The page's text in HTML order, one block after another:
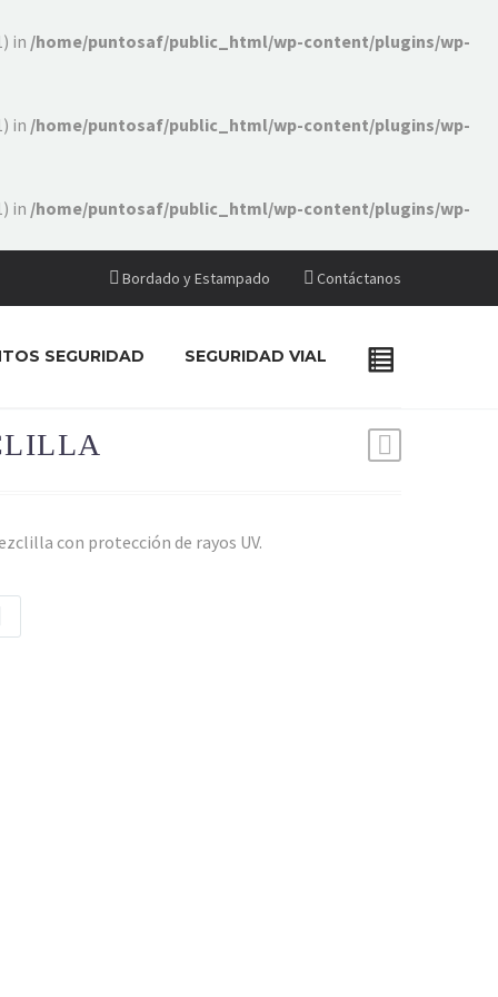
in /home/puntosaf/public_html/wp-content/plugins/wp-
in /home/puntosaf/public_html/wp-content/plugins/wp-
in /home/puntosaf/public_html/wp-content/plugins/wp-
Bordado y Estampado Contáctanos
SEGURIDAD SEGURIDAD VIAL
con protección de rayos UV.